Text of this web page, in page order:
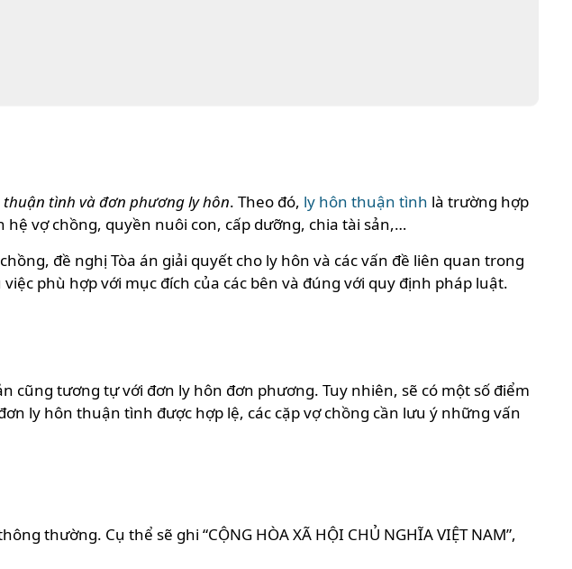
thuận tình và đơn phương ly hôn. Theo đó, ly hôn thuận tình là trường hợp
vợ chồng, quyền nuôi con, cấp dưỡng, chia tài sản,…
đề nghị Tòa án giải quyết cho ly hôn và các vấn đề liên quan trong
phù hợp với mục đích của các bên và đúng với quy định pháp luật.
cũng tương tự với đơn ly hôn đơn phương. Tuy nhiên, sẽ có một số điểm
ly hôn thuận tình được hợp lệ, các cặp vợ chồng cần lưu ý những vấn
thường. Cụ thể sẽ ghi “CỘNG HÒA XÃ HỘI CHỦ NGHĨA VIỆT NAM”,